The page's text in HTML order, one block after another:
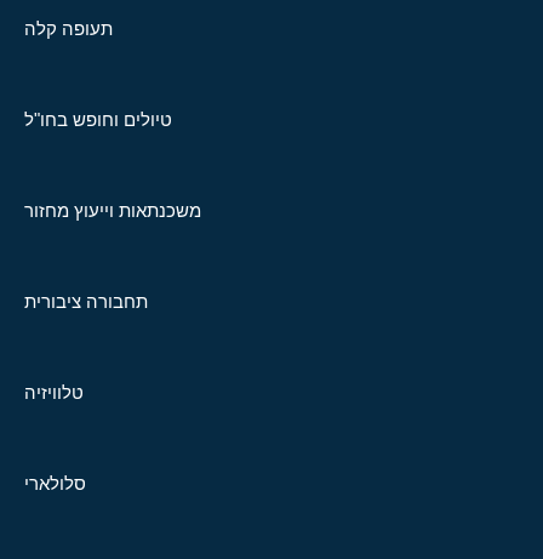
תעופה קלה
טיולים וחופש בחו"ל
משכנתאות וייעוץ מחזור
תחבורה ציבורית
טלוויזיה
סלולארי